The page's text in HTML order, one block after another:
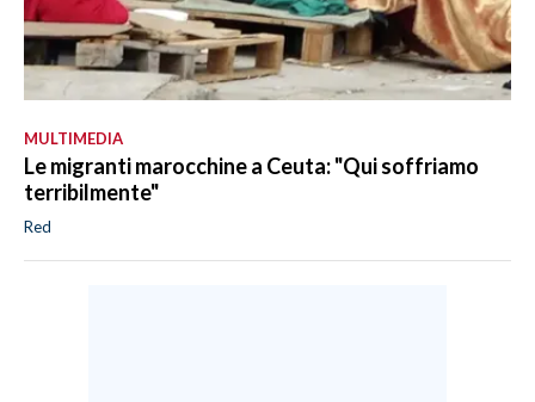
MULTIMEDIA
Le migranti marocchine a Ceuta: "Qui soffriamo
terribilmente"
Red